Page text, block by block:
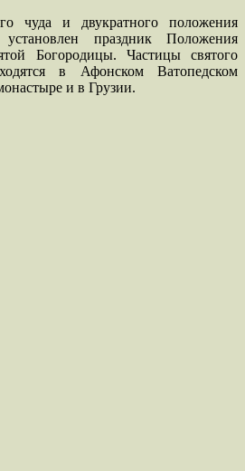
чуда и двукратного положения
праздник Положения
Богородицы. Частицы святого
в Афонском Ватопедском
и в Грузии.